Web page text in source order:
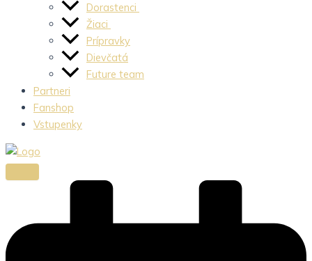
Dorastenci
Žiaci
Prípravky
Dievčatá
Future team
Partneri
Fanshop
Vstupenky